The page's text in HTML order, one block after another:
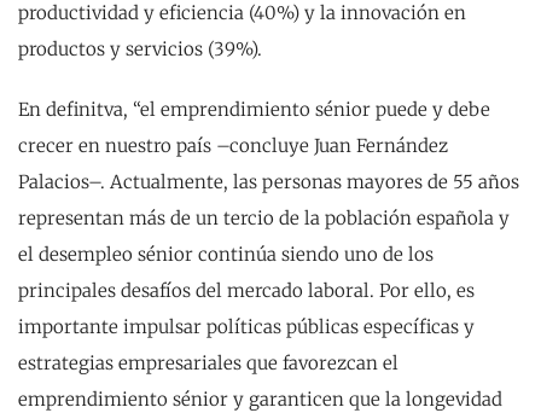
productividad y eficiencia (40%) y la innovación en
productos y servicios (39%).
En definitva, “el emprendimiento sénior puede y debe
crecer en nuestro país –concluye Juan Fernández
Palacios–. Actualmente, las personas mayores de 55 años
representan más de un tercio de la población española y
el desempleo sénior continúa siendo uno de los
principales desafíos del mercado laboral. Por ello, es
importante impulsar políticas públicas específicas y
estrategias empresariales que favorezcan el
emprendimiento sénior y garanticen que la longevidad